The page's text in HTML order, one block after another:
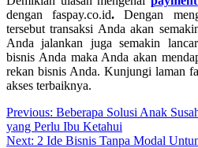
dengan faspay.co.id.Dengan
tersebut transaksi Anda akan
Anda jalankan juga semakin
bisnis Anda maka Anda akan
rekan bisnis Anda. Kunjungi laman
akses terbaiknya.
Post
navigation
Previous: Beberapa Solusi Anak
yang Perlu Ibu Ketahui
Next: 2 Ide Bisnis Tanpa Modal